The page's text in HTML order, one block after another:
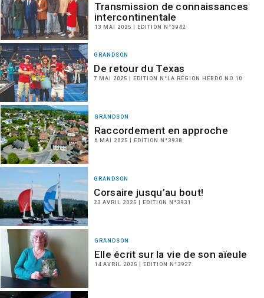
Transmission de connaissances
intercontinentale
13 MAI 2025 | EDITION N°3942
GRANDSON
De retour du Texas
7 MAI 2025 | EDITION N°LA RÉGION HEBDO NO 10
GRANDSON
Raccordement en approche
6 MAI 2025 | EDITION N°3938
GRANDSON
Corsaire jusqu’au bout!
23 AVRIL 2025 | EDITION N°3931
GRANDSON
Elle écrit sur la vie de son aïeule
14 AVRIL 2025 | EDITION N°3927